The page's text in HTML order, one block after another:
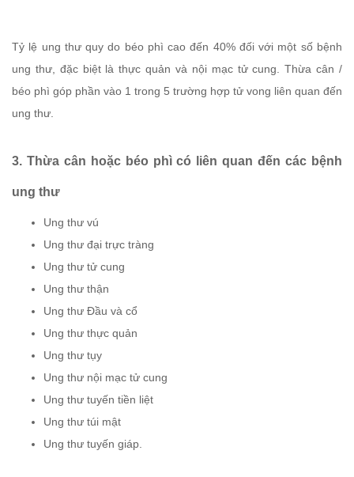
Tỷ lệ ung thư quy do béo phì cao đến 40% đối với một số bệnh
ung thư, đặc biệt là thực quản và nội mạc tử cung. Thừa cân /
béo phì góp phần vào 1 trong 5 trường hợp tử vong liên quan đến
ung thư.
3. Thừa cân hoặc béo phì có liên quan đến các bệnh
ung thư
Ung thư vú
Ung thư đại trực tràng
Ung thư tử cung
Ung thư thận
Ung thư Đầu và cổ
Ung thư thực quản
Ung thư tụy
Ung thư nội mạc tử cung
Ung thư tuyến tiền liệt
Ung thư túi mật
Ung thư tuyến giáp.